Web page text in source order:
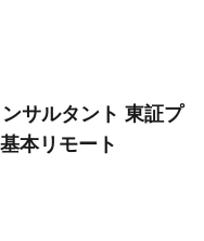
サルタント 東証プ
本リモート